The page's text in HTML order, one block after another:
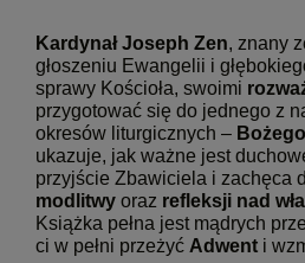
Kardynał Joseph Zen, znany
głoszeniu Ewangelii i
sprawy Kościoła, swoimi
przygotować się do jednego z
okresów liturgicznych –
ukazuje, jak ważne jest
przyjście Zbawiciela i zachęca
modlitwy oraz refleksji nad
Książka pełna jest mądrych
ci w pełni przeżyć Adwent i